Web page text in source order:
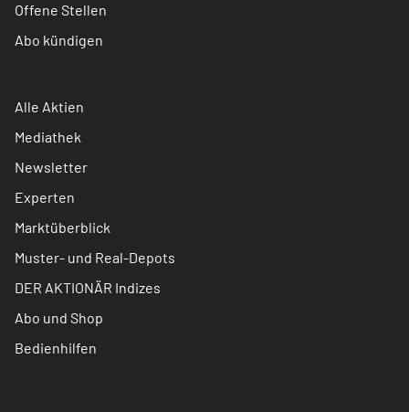
Offene Stellen
Abo kündigen
Alle Aktien
Mediathek
Newsletter
Experten
Marktüberblick
Muster- und Real-Depots
DER AKTIONÄR Indizes
Abo und Shop
Bedienhilfen